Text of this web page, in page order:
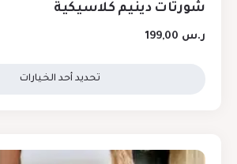
شورتات دينيم كلاسيكية
ر.س
تحديد أحد الخيارات